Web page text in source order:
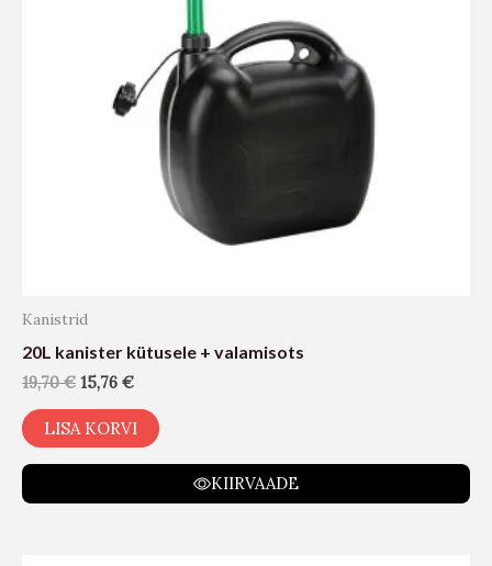
Kanistrid
20L kanister kütusele + valamisots
19,70€ 15,76 €
LISA KORVI
KIIRVAADE